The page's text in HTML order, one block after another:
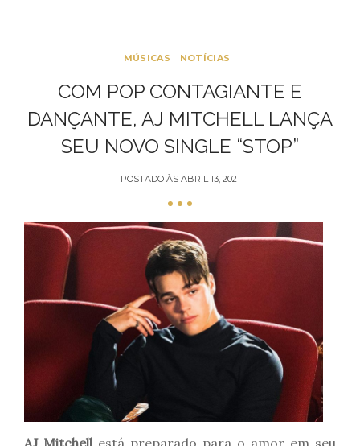
MÚSICAS NOTÍCIAS
COM POP CONTAGIANTE E
DANÇANTE, AJ MITCHELL LANÇA
SEU NOVO SINGLE “STOP”
POSTADO ÀS ABRIL 13, 2021